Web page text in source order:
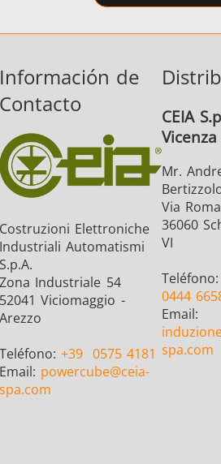
de
Elettroniche
Automatismi
Industriale 54
Viciomaggio -
+39 0575 4181
powercube@ceia-
CEIA
Vicenza
Mr.
Via
36060
VI
0444
Email:
spa.com